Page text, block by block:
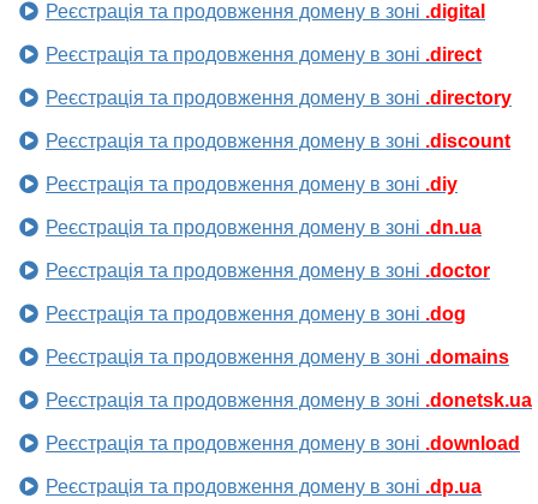
Реєстрація та продовження домену в зоні .digital
Реєстрація та продовження домену в зоні .direct
Реєстрація та продовження домену в зоні .directory
Реєстрація та продовження домену в зоні .discount
Реєстрація та продовження домену в зоні .diy
Реєстрація та продовження домену в зоні .dn.ua
Реєстрація та продовження домену в зоні .doctor
Реєстрація та продовження домену в зоні .dog
Реєстрація та продовження домену в зоні .domains
Реєстрація та продовження домену в зоні .donetsk.ua
Реєстрація та продовження домену в зоні .download
Реєстрація та продовження домену в зоні .dp.ua